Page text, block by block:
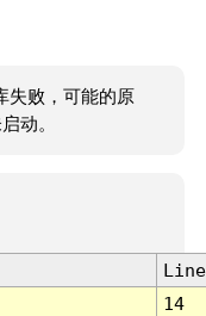
失败，可能的原
动。
Line
14